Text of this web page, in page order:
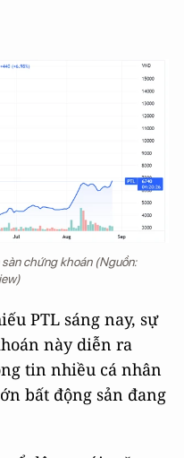
chứng khoán (Nguồn:
PTL sáng nay, sự
này diễn ra
tin nhiều cá nhân
bất động sản đang